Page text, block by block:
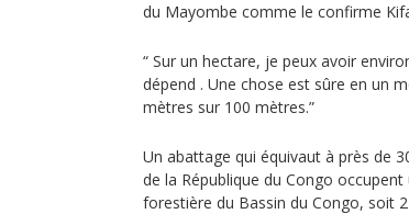
du Mayombe comme le confirme
“ Sur un hectare, je peux avoir
dépend . Une chose est sûre en un
mètres sur 100 mètres.”
Un abattage qui équivaut à près de
de la République du Congo
forestière du Bassin du Congo, soit